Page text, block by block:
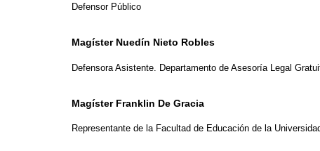
Defensor Público
Magíster Nuedín Nieto Robles
Defensora Asistente. Departamento de Asesoría Legal
Magíster Franklin De Gracia
Representante de la Facultad de Educación de la